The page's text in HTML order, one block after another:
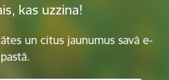
kas uzzina!
un citus jaunumus savā e-
pastā.